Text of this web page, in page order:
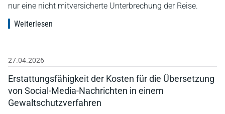
nur eine nicht mitversicherte Unterbrechung der Reise.
Weiterlesen
27.04.2026
Erstattungsfähigkeit der Kosten für die Übersetzung
von Social-Media-Nachrichten in einem
Gewaltschutzverfahren